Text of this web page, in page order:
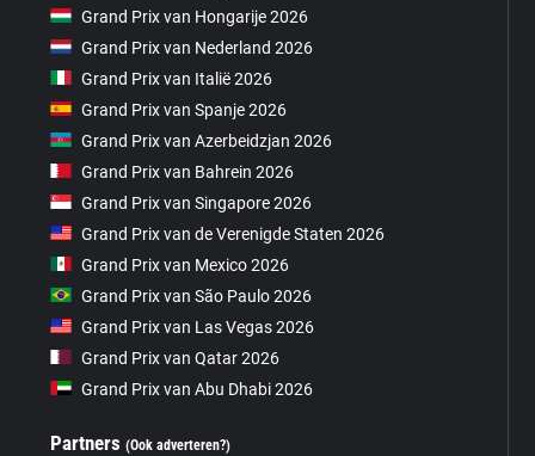
Grand Prix van Hongarije 2026
Grand Prix van Nederland 2026
Grand Prix van Italië 2026
Grand Prix van Spanje 2026
Grand Prix van Azerbeidzjan 2026
Grand Prix van Bahrein 2026
Grand Prix van Singapore 2026
Grand Prix van de Verenigde Staten 2026
Grand Prix van Mexico 2026
Grand Prix van São Paulo 2026
Grand Prix van Las Vegas 2026
Grand Prix van Qatar 2026
Grand Prix van Abu Dhabi 2026
Partners(Ook adverteren?)